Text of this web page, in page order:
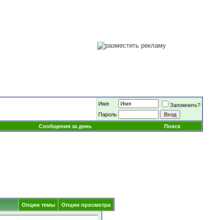
Имя
Запомнить?
Пароль
Сообщения за день
Поиск
Опции темы Опции просмотра